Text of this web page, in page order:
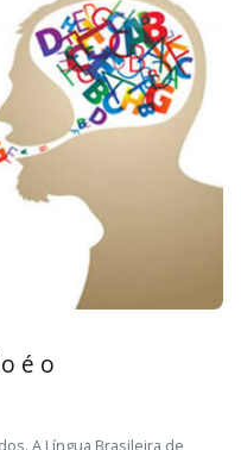
é o
A Língua Brasileira de